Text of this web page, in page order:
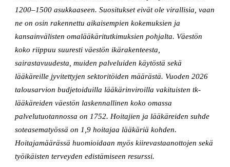
1200–1500 asukkaaseen. Suositukset eivät ole virallisia, vaan
ne on osin rakennettu aikaisempien kokemuksien ja
kansainvälisten omalääkäritutkimuksien pohjalta. Väestön
koko riippuu suuresti väestön ikärakenteesta,
sairastavuudesta, muiden palveluiden käytöstä sekä
lääkäreille jyvitettyjen sektoritöiden määrästä. Vuoden 2026
talousarvion budjetoiduilla lääkärinviroilla vakituisten tk-
lääkäreiden väestön laskennallinen koko omassa
palvelutuotannossa on 1752. Hoitajien ja lääkäreiden suhde
soteasematyössä on 1,9 hoitajaa lääkäriä kohden.
Hoitajamäärässä huomioidaan myös kiirevastaanottojen sekä
työikäisten terveyden edistämiseen resurssi.